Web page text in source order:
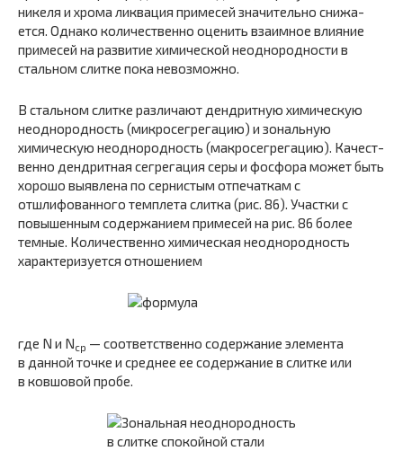
никеля и хрома ликвация примесей значительно снижа­
ется. Однако количественно оценить взаимное влияние
примесей на развитие химической неоднородности в
стальном слитке пока невозможно.
В стальном слитке различают дендритную химиче­скую
неоднородность (микросегрегацию) и зональную
химическую неоднородность (макросегрегацию). Качест­
венно дендритная сегрегация серы и фосфора может быть
хорошо выявлена по сернистым отпечаткам с
отшлифованного темплета слитка (рис. 86). Участки с
повышенным содержанием примесей на рис. 86 более
темные. Количественно химическая неоднородность
характеризуется отношением
где N и Nср — соответственно содержание элемента
в данной точке и среднее ее содержание в слитке или
в ковшовой пробе.